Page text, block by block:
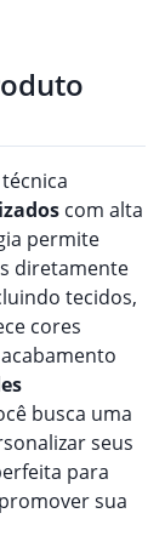
s com alta
permite
diretamente
tecidos,
cores
busca uma
seus
para
sua